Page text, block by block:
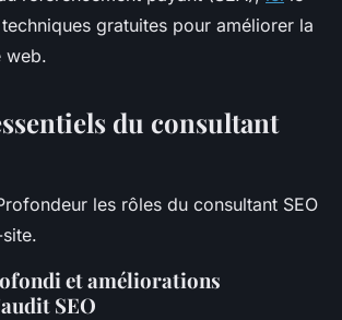
gratuites pour améliorer la
web.
du consultant
les rôles du consultant SEO
et améliorations
SEO